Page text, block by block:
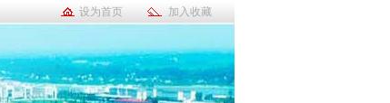
设为首页 加入收藏